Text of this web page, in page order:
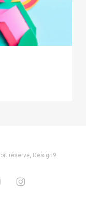
réserve, Design9
instagram